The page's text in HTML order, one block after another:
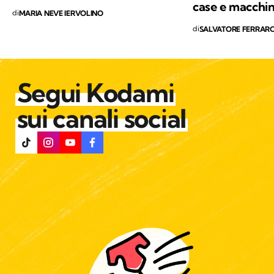
vi abiti.
diMARIA NEVE IERVOLINO
case e
diSALVATORE
Segui Kodami
sui canali social